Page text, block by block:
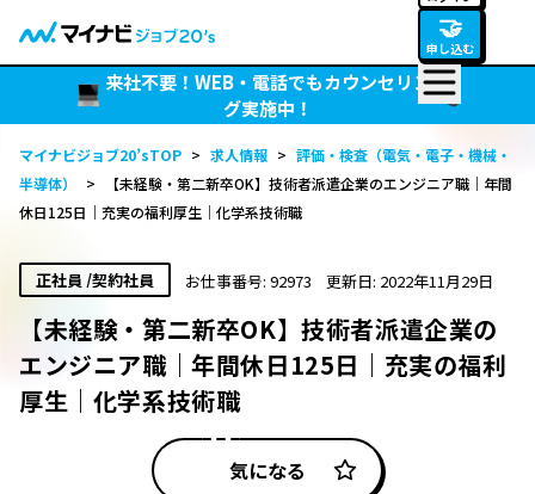
🤝
申し込む
来社不要！WEB・電話でもカウンセリン
グ実施中！
マイナビジョブ20’sTOP > 求人情報 > 評価・検査（電気・電子・機械・
半導体）
>
【未経験・第二新卒OK】技術者派遣企業のエンジニア職｜年間
休日125日｜充実の福利厚生｜化学系技術職
正社員 /契約社員 お仕事番号: 92973 更新日: 2022年11月29日
【未経験・第二新卒OK】技術者派遣企業の
エンジニア職｜年間休日125日｜充実の福利
厚生｜化学系技術職
気になる